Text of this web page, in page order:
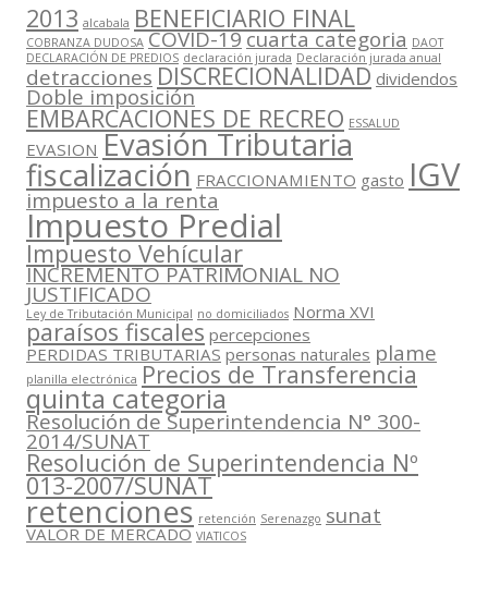
2013 alcabala BENEFICIARIO FINAL
COBRANZA DUDOSA COVID-19cuarta categoria DAOT
DECLARACIÓN DE PREDIOS declaración jurada Declaración jurada anual
detracciones DISCRECIONALIDAD dividendos
Doble imposición
EMBARCACIONES DE RECREO ESSALUD
EVASION Evasión Tributaria
fiscalización FRACCIONAMIENTO gasto IGV
impuesto a la renta
Impuesto Predial
Impuesto Vehícular
INCREMENTO PATRIMONIAL NO
JUSTIFICADO
Ley de Tributación Municipal no domiciliados Norma XVI
paraísos fiscales percepciones
PERDIDAS TRIBUTARIAS personas naturales plame
planilla electrónica Precios de Transferencia
quinta categoria
Resolución de Superintendencia N° 300-
2014/SUNAT
Resolución de Superintendencia Nº
013-2007/SUNAT
retenciones retención Serenazgo sunat
VALOR DE MERCADO VIATICOS